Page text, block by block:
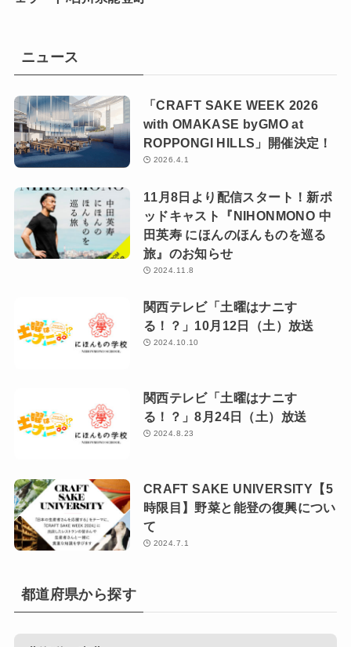
ニュース
「CRAFT SAKE WEEK 2026
with OMAKASE byGMO at
ROPPONGI HILLS」開催決定！
2026.4.1
11月8日より配信スタート！新ポ
ッドキャスト『NIHONMONO 中
田英寿 にほんのほんものを巡る
旅』のお知らせ
2024.11.8
関西テレビ「土曜はナニす
る！？」10月12日（土）放送
2024.10.10
関西テレビ「土曜はナニす
る！？」8月24日（土）放送
2024.8.23
CRAFT SAKE UNIVERSITY【5
時限目】野菜と能登の復興につい
て
2024.7.1
都道府県から探す